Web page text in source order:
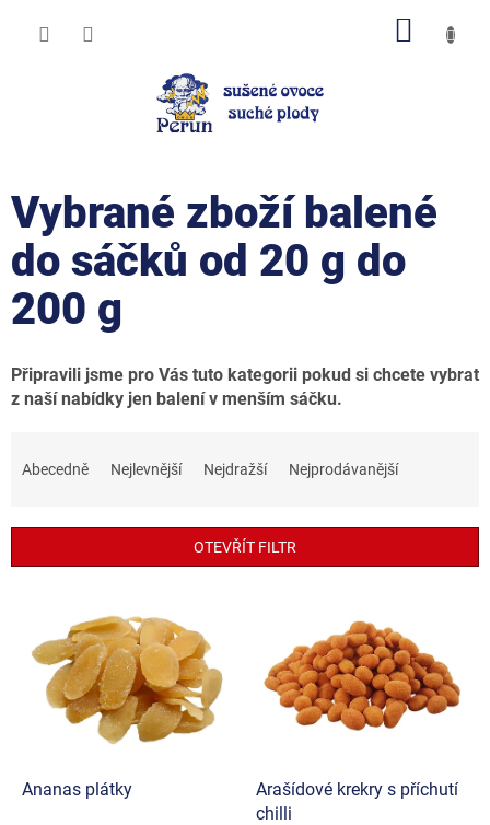
Vybrané zboží balené
do sáčků od 20 g do
200 g
Připravili jsme pro Vás tuto kategorii pokud si chcete vybrat
z naší nabídky jen balení v menším sáčku.
í
Abecedně Nejlevnější Nejdražší Nejprodávanější
OTEVŘÍT FILTR
Ananas plátky
Arašídové krekry s příchutí
chilli